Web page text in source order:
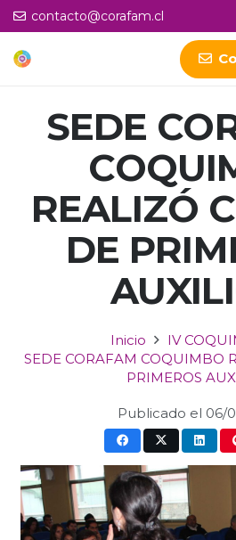
contacto@corafam.cl
SEDE
REALIZÓ
DE
Inicio
IV
SEDE CORAFAM COQUIMBO
PRIMEROS
Publicado el 06/